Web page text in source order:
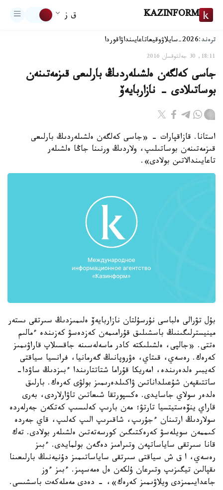
KAZINFORM ق ز
ترەند:2026-سايلاۋ وقيعاتاعايىنداۋاقوردا
18:11, 30 جەلتوقسان 2016
جاسى كەلگەن ەلشىلەردىڭ بارلىعى قىزمەتىنەن
بوساتىلادى - نازاربايەۆ
استانا. قازاقپارات - «جاسى كەلگەن ەلشىلەردىڭ بارلىعى
قىزمەتىنەن بوساتىلىپ، ولاردىڭ ورنىنا جاڭا ەلشىلەر
تاعايىندالاتىن بولادى».
بۇل تۋرالى ەلباسى نۇرسۇلتان نازاربايەۆ ەلىمىزدىڭ سىرتقى ىستەر
مينيسترلىگىنىڭ باسشىلىق قۇرامىمەن كەزدەسۋ كەزىندە ءمالىم
ەتتى. «جالپى، ەلشىلىكتە كادر ماسەلەسىنە جاقسىلاپ قاراۋىمىز
كەرەك. رەسەي، قىتاي، ەۋروپانىڭ گەرمانيا، فرانسيا سياقتى
كەيبىر ەلدەرىندە، امەريكا قۇراما شتاتتارىندا ءبىزدىڭ ساۋدا-
ساتتىقپەن شۇعىلداناتىن ۋاكىلدەرىمىز بولۋى كەرەك. بارلىق
ەلدەر سولاي جاسايدى. ەكسپورتقا شىعاتىن تاۋارلاردى، بەرى
قاراي ينۆەستيتسيا تارتۋ؛ مەن بارىپ كەلىسىپ كەتكەن جەرلەردە
سولاردىڭ ارتىنان ءجۇرىپ، شاقىرىپ الىپ كەلىپ، قاي جەردە
كىممەن سويلەسۋ كەرەكتىگىن كورسەتەتىن ەلشىلەر بولادى. تەك
قانا سىرتقى ساياساتپەن وتىرامىز دەگەن بولمايدى. ءبىز
رەسەي، ا ق ش سياقتى سىرتقى ساياساتىمىز دۇنيەنىڭ بارلىعىنا
ىقپالىن تيگىزىپ وتىرعان ۇلكەن ەل ەمەسپىز. ءبىز ءوز
جاعدايىمىزدى ويلاۋىمىز كەرەك»، - دەدى مەملەكەت باسشىسى.